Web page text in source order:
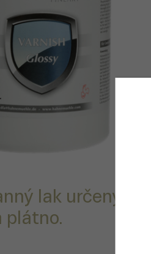
lak určený pro
plátno.